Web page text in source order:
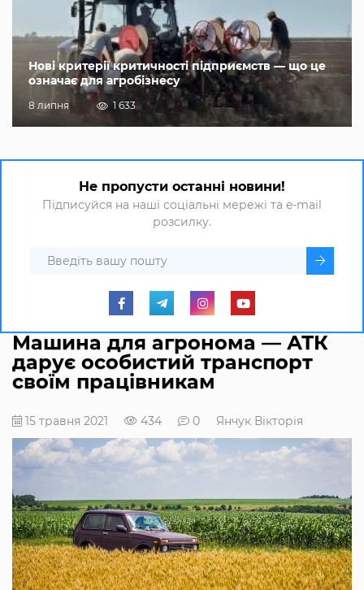
Нові критерії критичності підприємств — що це
означає для агробізнесу
8 липня 1 633
Не пропусти останні новини!
Підписуйся на наші соціальні мережі та e-mail
розсилку.
Машина для агронома — АТК
дарує особистий транспорт
своїм працівникам
15 травня 2021 434 0 Янчук Вікторія